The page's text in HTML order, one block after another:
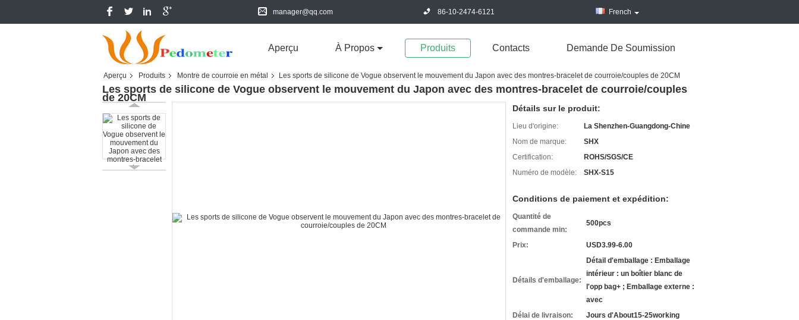
manager@qq.com 86-10-2474-6121 French
Aperçu À Propos Produits Contacts Demande De Soumission
Aperçu Produits Montre de courroie en métal Les sports de silicone de Vogue observent le mouvement du Japon avec des montres-bracelet de courroie/couples de 20CM
Les sports de silicone de Vogue observent le mouvement du Japon avec des montres-bracelet de courroie/couples
de 20CM
Détails sur le produit:
Lieu d'origine:
La Shenzhen-Guangdong-Chine
Nom de marque:
SHX
Certification:
ROHS/SGS/CE
Numéro de modèle:
SHX-S15
Conditions de paiement et expédition:
Quantité de
commande min:
500pcs
Prix: USD3.99-6.00
Détails d'emballage:
Détail d'emballage : Emballage
intérieur : un boîtier blanc de
l'opp bag+ ; Emballage externe :
avec
Délai de livraison:
Jours d'About15-25working